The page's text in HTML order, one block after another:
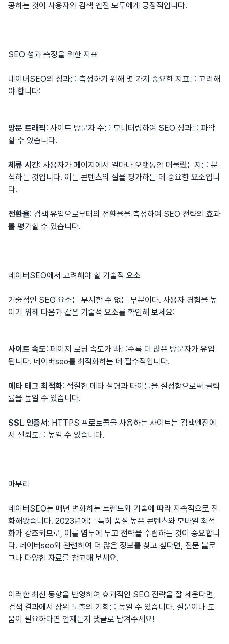
공하는 것이 사용자와 검색 엔진 모두에게 긍정적입니다.
SEO 성과 측정을 위한 지표
네이버SEO의 성과를 측정하기 위해 몇 가지 중요한 지표를 고려해
야 합니다:
방문 트래픽: 사이트 방문자 수를 모니터링하여 SEO 성과를 파악
할 수 있습니다.
체류 시간: 사용자가 페이지에서 얼마나 오랫동안 머물렀는지를 분
석하는 것입니다. 이는 콘텐츠의 질을 평가하는 데 중요한 요소입니
다.
전환율: 검색 유입으로부터의 전환율을 측정하여 SEO 전략의 효과
를 평가할 수 있습니다.
네이버SEO에서 고려해야 할 기술적 요소
기술적인 SEO 요소는 무시할 수 없는 부분이다. 사용자 경험을 높
이기 위해 다음과 같은 기술적 요소를 확인해 보세요:
사이트 속도: 페이지 로딩 속도가 빠를수록 더 많은 방문자가 유입
됩니다. 네이버seo를 최적화하는 데 필수적입니다.
메타 태그 최적화: 적절한 메타 설명과 타이틀을 설정함으로써 클릭
률을 높일 수 있습니다.
SSL 인증서 : HTTPS 프로토콜을 사용하는 사이트는 검색엔진에
서 신뢰도를 높일 수 있습니다.
마무리
네이버SEO는 매년 변화하는 트렌드와 기술에 따라 지속적으로 진
화해왔습니다. 2023년에는 특히 품질 높은 콘텐츠와 모바일 최적
화가 강조되므로, 이를 염두에 두고 전략을 수립하는 것이 중요합니
다. 네이버seo와 관련하여 더 많은 정보를 찾고 싶다면, 전문 블로
그나 다양한 자료를 참고해 보세요.
이러한 최신 동향을 반영하여 효과적인 SEO 전략을 잘 세운다면,
검색 결과에서 상위 노출의 기회를 높일 수 있습니다. 질문이나 도
움이 필요하다면 언제든지 댓글로 남겨주세요!